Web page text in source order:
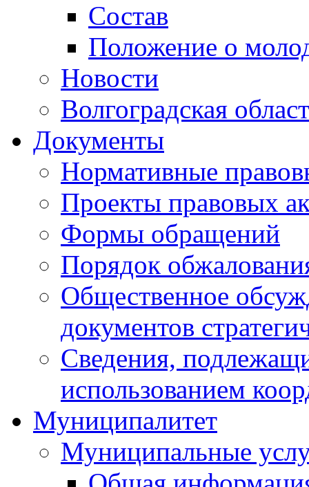
Состав
Положение о
Новости
Волгоградская
Документы
Нормативные
Проекты правовых
Формы обращений
Порядок
Общественное
документов
Сведения,
использованием
Муниципалитет
Муниципальные